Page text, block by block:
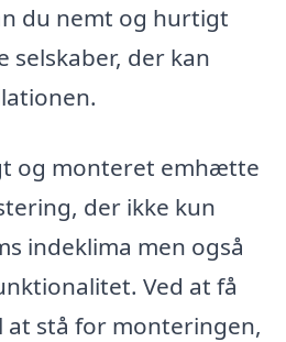
du nemt og hurtigt
selskaber, der kan
og monteret emhætte
der ikke kun
indeklima men også
Ved at få
at stå for monteringen,